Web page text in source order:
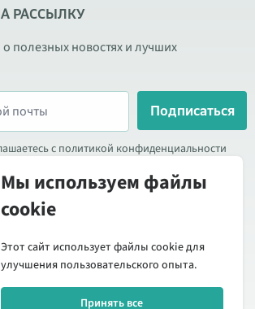
РАССЫЛКУ
полезных новостях и лучших
Подписаться
с политикой конфиденциальности
не передаём ваши данные третьим лицам.
о выгодных акциях, новых товарах
обзоры продукции.
Мы используем файлы
cookie
Этот сайт использует файлы cookie для
улучшения пользовательского опыта.
Принять все